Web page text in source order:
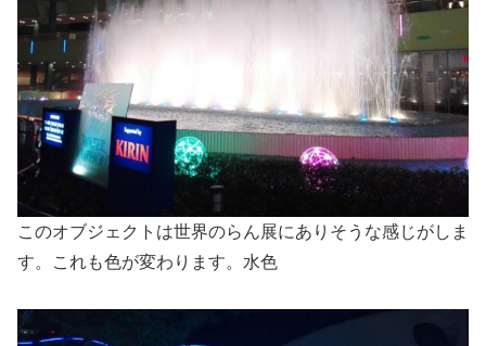
このオブジェクトは世界のらん展にありそうな感じがしま
す。これも色が変わります。水色